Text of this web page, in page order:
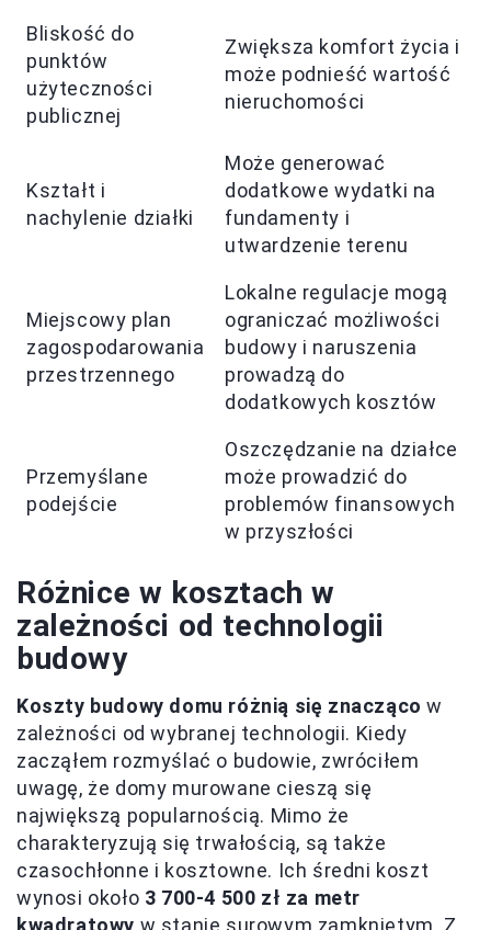
Bliskość do
punktów
użyteczności
publicznej
Zwiększa komfort życia i
może podnieść wartość
nieruchomości
Kształt i
nachylenie działki
Może generować
dodatkowe wydatki na
fundamenty i
utwardzenie terenu
Miejscowy plan
zagospodarowania
przestrzennego
Lokalne regulacje mogą
ograniczać możliwości
budowy i naruszenia
prowadzą do
dodatkowych kosztów
Przemyślane
podejście
Oszczędzanie na działce
może prowadzić do
problemów finansowych
w przyszłości
Różnice w kosztach w
zależności od technologii
budowy
Koszty budowy domu różnią się znacząco w
zależności od wybranej technologii. Kiedy
zacząłem rozmyślać o budowie, zwróciłem
uwagę, że domy murowane cieszą się
największą popularnością. Mimo że
charakteryzują się trwałością, są także
czasochłonne i kosztowne. Ich średni koszt
wynosi około 3 700-4 500 zł za metr